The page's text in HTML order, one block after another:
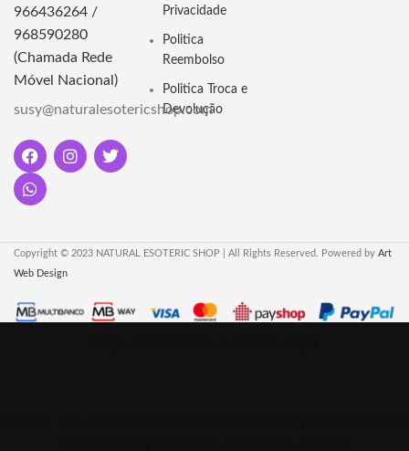
"Descubra o Carvão Litúrgico
rápido e combustão pura. Ideal
para rituais, defumações e
purificação espiritual com resinas
e ervas sagradas. Adquira o seu
em nossa loja"
Este suporte de incenso de
refluxo é verde musgo e é feito de
966436264 /
968590280
(Chamada Rede
Móvel Nacional)
susy@naturalesotericshop.com
Privacidade
Politica
Reembolso
Politica Troca e
Devolução
Copyright © 2023 NATURAL ESOTERIC SHOP | All Rights Reserved. Powered by Art
Web Design